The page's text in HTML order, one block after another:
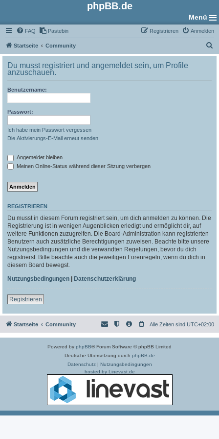
phpBB.de
Menü
FAQ Pastebin Anmelden
Registrieren
Startseite Community
u
Du musst registriert und angemeldet sein, um Profile
anzuschauen.
Benutzername:
Passwort:
Ich habe mein Passwort vergessen
Die Aktivierungs-E-Mail erneut senden
Angemeldet bleiben
Meinen Online-Status während dieser Sitzung verbergen
REGISTRIEREN
Du musst in diesem Forum registriert sein, um dich anmelden zu können. Die
Registrierung ist in wenigen Augenblicken erledigt und ermöglicht dir, auf
weitere Funktionen zuzugreifen. Die Board-Administration kann registrierten
Benutzern auch zusätzliche Berechtigungen zuweisen. Beachte bitte unsere
Nutzungsbedingungen und die verwandten Regelungen, bevor du dich
registrierst. Bitte beachte auch die jeweiligen Forenregeln, wenn du dich in
diesem Board bewegst.
Nutzungsbedingungen | Datenschutzerklärung
Registrieren
Startseite Community Alle Zeiten sind UTC+02:00
Powered by phpBB® Forum Software © phpBB Limited
Deutsche Übersetzung durch phpBB.de
Datenschutz| Nutzungsbedingungen
hosted by Linevast.de